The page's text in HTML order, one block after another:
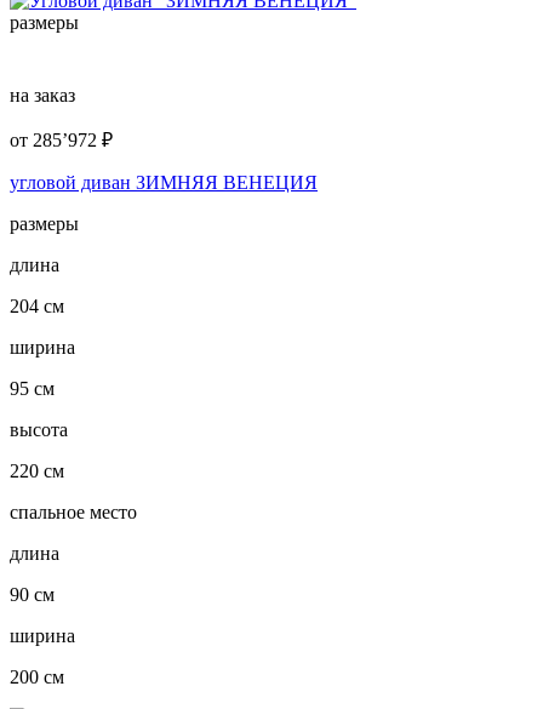
размеры
на заказ
от 285’972 ₽
угловой диван ЗИМНЯЯ ВЕНЕЦИЯ
размеры
длина
204 см
ширина
95 см
высота
220 см
спальное место
длина
90 см
ширина
200 см